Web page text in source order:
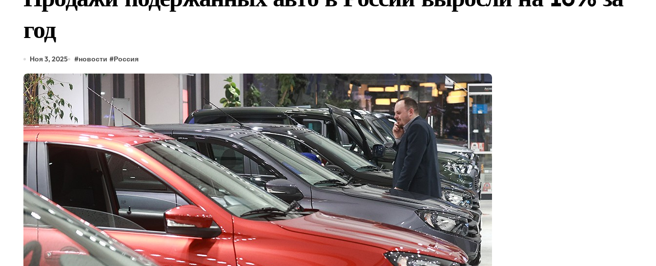
Wildberries строит в Казахстане масштабные складские комплексы площадью 260 тыс. кв. метров
год
Ноя 3, 2025 #новости #Россия